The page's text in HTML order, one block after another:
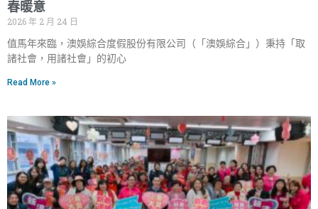
春暖意
2026 年 2 月 24 日
值馬年來臨，澳娛綜合度假股份有限公司（「澳娛綜合」）秉持「取
諸社會，用諸社會」的初心
Read More »